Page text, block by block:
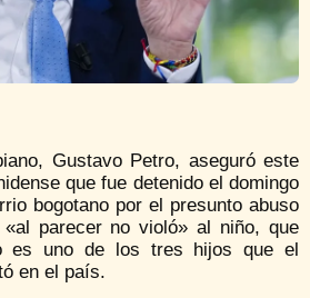
Gustavo Petro, aseguró este
que fue detenido el domingo
bogotano por el presunto abuso
parecer no violó» al niño, que
es uno de los tres hijos que el
en el país.